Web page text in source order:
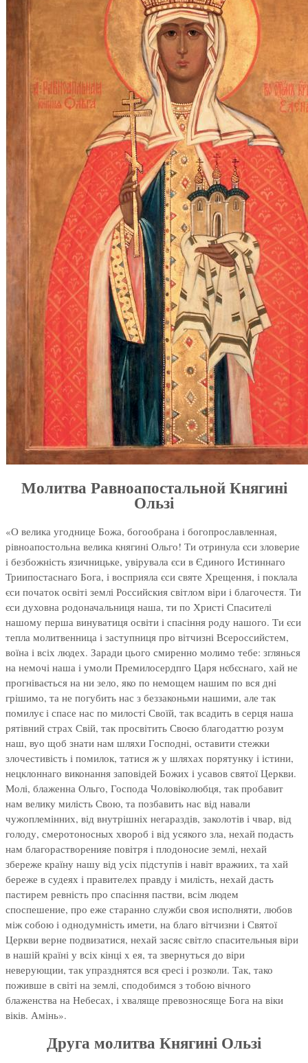
Молитва Равноапостальной Княгині
Ользі
«О велика угоднице Божа, богообрана і богопрославленная,
рівноапостольна велика княгині Ольго! Ти отринула єси зловерие
і безбожність язичницьке, увірувала єси в Єдиного Истиннаго
Триипостаснаго Бога, і восприяла єси святе Хрещення, і поклала
єси початок освіті землі Российския світлом віри і благочестя. Ти
єси духовна родоначальниця наша, ти по Христі Спасителі
нашому перша винуватиця освіти і спасіння роду нашого. Ти єси
тепла молитвенница і заступниця про вітчизні Всероссийстем,
воїна і всіх людех. Заради цього смиренно молимо тебе: зглянься
на немочі наша і умоли Премилосердпго Царя нєбєснаго, хай не
прогнівається на ни зело, яко по немощем нашим по вся дні
грішимо, та не погубить нас з беззаконьми нашими, але так
помилує і спасе нас по милості Своїй, так всадить в серця наша
рятівний страх Свій, так просвітить Своєю благодаттю розум
наш, вуо щоб знати нам шляхи Господні, оставити стежки
злочестивість і помилок, татися ж у шляхах порятунку і істини,
нецклоннаго виконання заповідей Божих і усавов святої Церкви.
Молі, блаженна Ольго, Господа Чоловіколюбця, так пробавит
нам велику милість Свою, та позбавить нас від навали
чужоплемінних, від внутрішніх негараздів, заколотів і чвар, від
голоду, смеротоносных хвороб і від усякого зла, нехай подасть
нам благорастворенияе повітря і плодоносие землі, нехай
збереже країну нашу від усіх підступів і навіт вражиих, та хай
береже в судеях і правителех правду і милість, нехай дасть
пастирем ревність про спасіння пастви, всім людем
споспешение, про еже старанно служби своя исполняти, любов
між собою і однодумність имети, на благо вітчизни і Святої
Церкви верне подвизатися, нехай засяє світло спасительныя віри
в нашій країні у всіх кінці x ея, та звернуться до віри
неверующии, так упразднятся вся єресі і розколи. Так, тако
поживше в світі на землі, сподобимся з тобою вічного
блаженства на Небесах, і хваляще превозносяще Бога на віки
віків. Амінь».
Друга молитва Княгині Ользі